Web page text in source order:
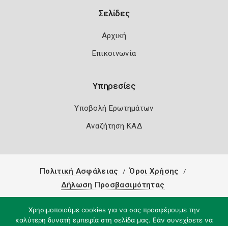
Σελίδες
Αρχική
Επικοινωνία
Υπηρεσίες
Υποβολή Ερωτημάτων
Αναζήτηση ΚΑΔ
Πολιτική Ασφάλειας
Όροι Χρήσης
Δήλωση Προσβασιμότητας
Χρησιμοποιούμε cookies για να σας προσφέρουμε την
καλύτερη δυνατή εμπειρία στη σελίδα μας. Εάν συνεχίσετε να